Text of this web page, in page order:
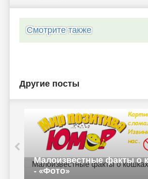
Смотрите также
Другие посты
Малоизвестные факты о
- «Фото»